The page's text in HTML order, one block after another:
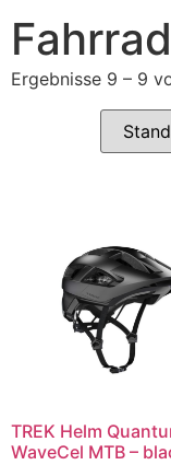
Ergebnisse 9 – 9
TREK Helm
WaveCel MTB –